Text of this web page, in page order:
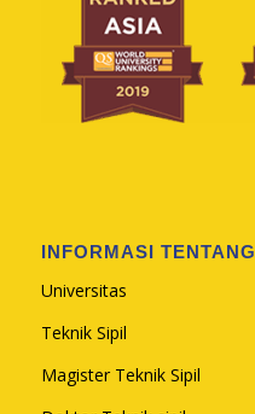
INFORMASI TENTANG
Universitas
Teknik Sipil
Magister Teknik Sipil